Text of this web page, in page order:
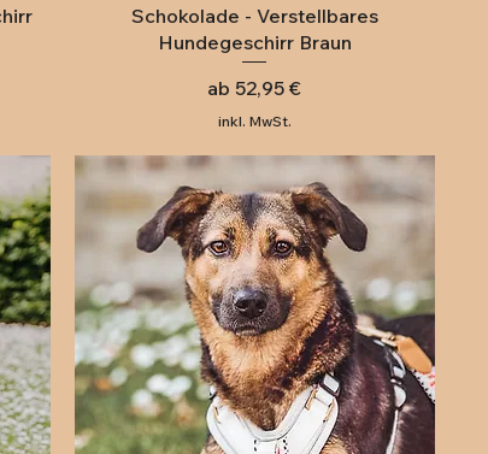
Schnellansicht
Schokolade - Verstellbares
Hundegeschirr Braun
ab 52,95 €
Sale-Preis
inkl. MwSt.